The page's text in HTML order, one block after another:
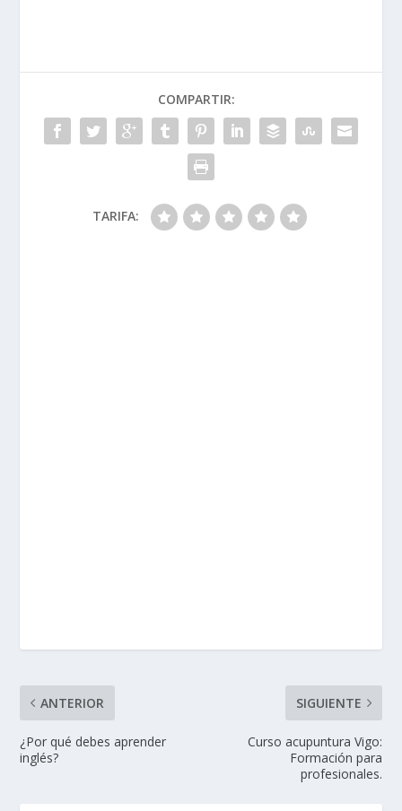
COMPARTIR:
TARIFA:
ANTERIOR
¿Por qué debes aprender
inglés?
SIGUIENTE
Curso acupuntura Vigo:
Formación para
profesionales.